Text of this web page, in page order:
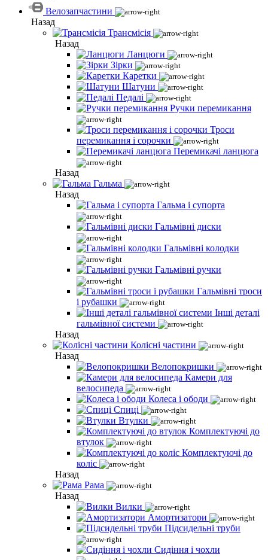
Велозапчастини
Назад
Трансмісія
Назад
Ланцюги
Зірки
Каретки
Шатуни
Педалі
Ручки перемикання
Троси
перемикання і сорочки
Перемикачі ланцюга
Назад
Гальма
Назад
Гальма і супорта
Гальмівні диски
Гальмівні колодки
Гальмівні ручки
Гальмівні троси
і рубашки
Інші деталі
гальмівної системи
Назад
Колісні частини
Назад
Велопокришки
Камери для
велосипеда
Колеса і ободи
Спиці
Втулки
Комплектуючі до
втулок
Комплектуючі до
коліс
Назад
Рама
Назад
Вилки
Амортизатори
Підсидельні труби
Сидіння і чохли